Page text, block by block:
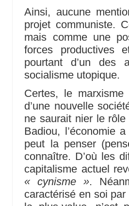
Ainsi, aucune
projet communiste.
mais comme une
forces productives
pourtant d’un des
socialisme utopique.
Certes, le marxisme
d’une nouvelle
ne saurait nier le rôle
Badiou, l’économie
peut la penser
connaître. D’où les
capitalisme actuel
« cynisme ».
caractérisé en soi par